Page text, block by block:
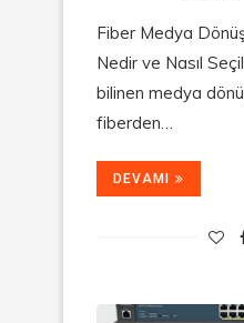
Fiber Medya
Nedir ve Nasıl
bilinen medya
fiberden…
DEVAMI